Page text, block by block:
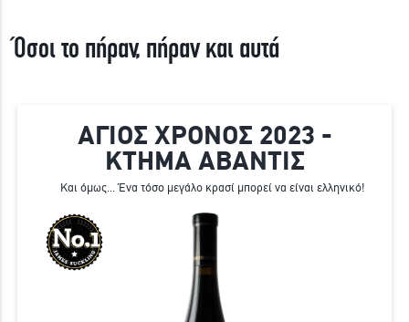
Όσοι το πήραν, πήραν και αυτά
ΑΓΙΟΣ ΧΡΟΝΟΣ 2023 -
ΚΤΗΜΑ ΑΒΑΝΤΙΣ
Και όμως... Ένα τόσο μεγάλο κρασί μπορεί να είναι ελληνικό!